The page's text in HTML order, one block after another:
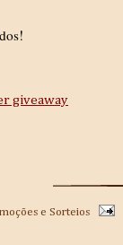
giveaway
e Sorteios